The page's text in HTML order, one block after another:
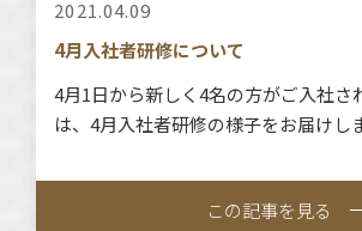
2021.04.09
4月入社者研修について
4月1日から新しく4名の方がご入社さ
は、4月入社者研修の様子をお届けし
この記事を見る